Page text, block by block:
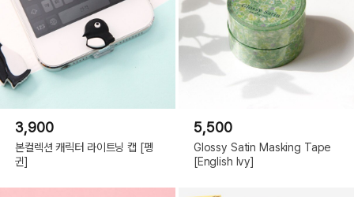
3,900
본컬렉션 캐릭터 라이트닝 캡 [펭
귄]
5,500
Glossy Satin Masking Tape
[English Ivy]